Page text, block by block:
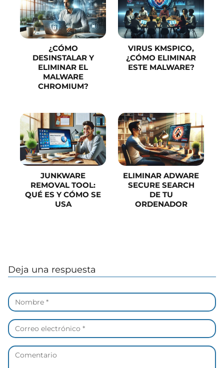
¿CÓMO
DESINSTALAR Y
ELIMINAR EL
MALWARE
CHROMIUM?
VIRUS KMSPICO,
¿CÓMO ELIMINAR
ESTE MALWARE?
JUNKWARE
REMOVAL TOOL:
QUÉ ES Y CÓMO SE
USA
ELIMINAR ADWARE
SECURE SEARCH
DE TU
ORDENADOR
Deja una respuesta